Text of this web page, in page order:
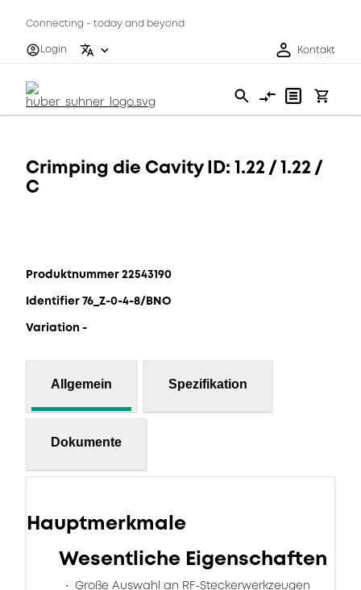
Connecting - today and beyond
Login
Kontakt
Crimping die Cavity ID: 1.22 / 1.22 /
C
Produktnummer 22543190
Identifier 76_Z-0-4-8/BNO
Variation -
Allgemein Spezifikation
Dokumente
Hauptmerkmale
Wesentliche Eigenschaften
Große Auswahl an RF-Steckerwerkzeugen